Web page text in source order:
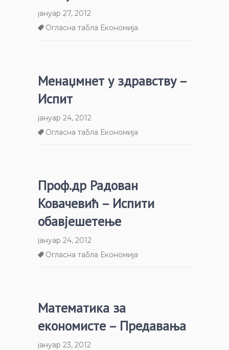
јануар 27, 2012
Огласна табла Економија
Менаџмнет у здравству –
Испит
јануар 24, 2012
Огласна табла Економија
Проф.др Радован
Ковачевић – Испити
обавјешетење
јануар 24, 2012
Огласна табла Економија
Математика за
економисте – Предавања
јануар 23, 2012